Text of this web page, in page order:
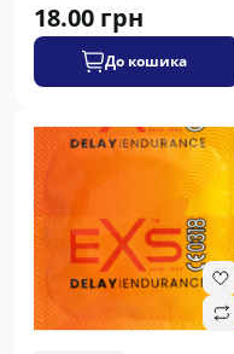
18.00 грн
До кошика